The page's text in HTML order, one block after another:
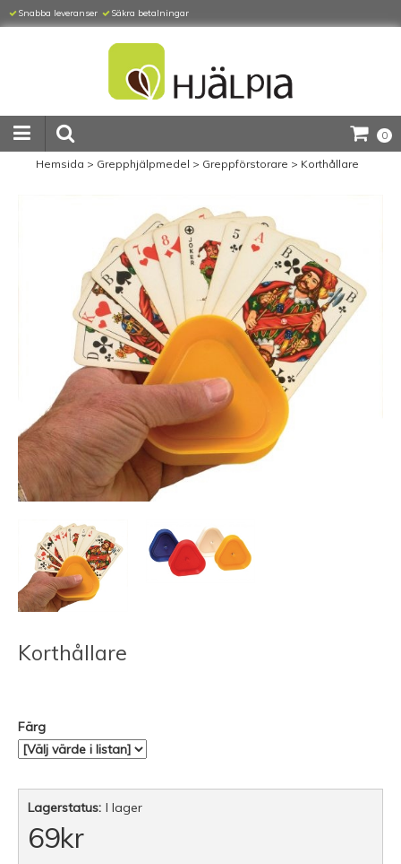
Snabba leveranser Säkra betalningar
0
Hemsida > Grepphjälpmedel > Greppförstorare > Korthållare
Korthållare
Färg
Lagerstatus: I lager
69kr